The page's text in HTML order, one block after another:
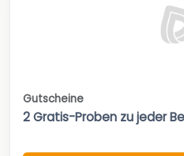
Gutscheine
2 Gratis-Proben zu jeder